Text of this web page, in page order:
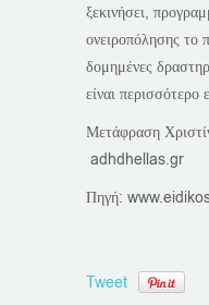
ξεκινήσει,
ονειροπόλησης το
δομημένες
είναι περισσότερο
Μετάφραση
adhdhellas.gr
Πηγή:
Tweet